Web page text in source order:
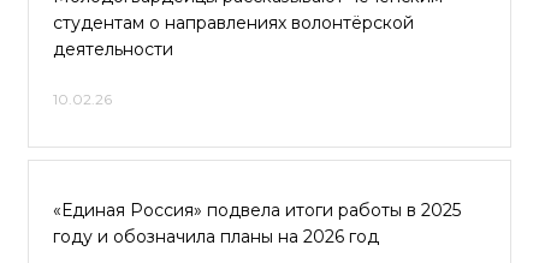
студентам о направлениях волонтёрской
деятельности
10.02.26
«Единая Россия» подвела итоги работы в 2025
году и обозначила планы на 2026 год